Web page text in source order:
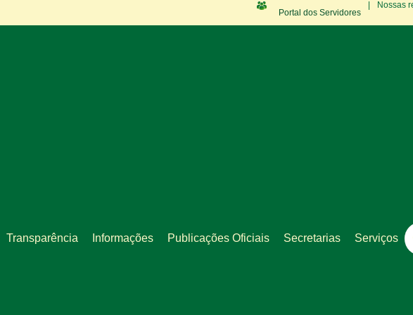
Portal dos Servidores
Nossas
Transparência Informações Publicações Oficiais Secretarias Serviços